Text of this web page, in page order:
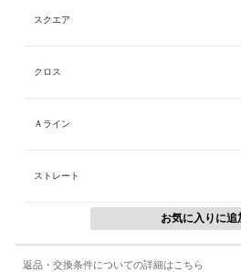
仕上てます。MDF（中質繊維板/中密度
境に
表面は、シンナーなど揮発性有機化合
と高いので水や汚れに強く、定期的な
角の面
スクエア
クロス
Ａライン
ストレート
返品・交換条件についての詳細はこちら